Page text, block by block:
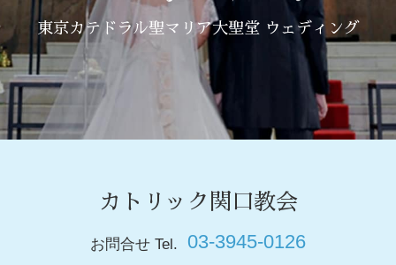
東京カテドラル聖マリア大聖堂 ウェディング
カトリック関口教会
お問合せ Tel. 03-3945-0126